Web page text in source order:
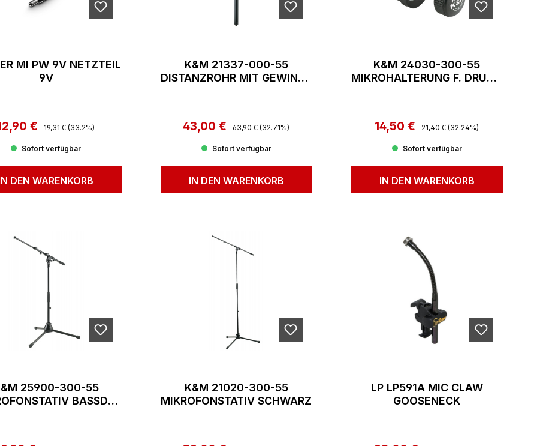
MI PW 9V NETZTEIL
9V
€ Regulärer Preis:
19,31 € (33.2%)
Sofort verfügbar
DEN WARENKORB
K&M 21337-000-55
DISTANZROHR MIT GEWINDE
Verkaufspreis:
43,00 € Regulärer Preis:
63,90 € (32.71%)
Sofort verfügbar
IN DEN WARENKORB
K&M 24030-300-55
MIKROHALTERUNG F. DRUMS
Verkaufspreis:
14,50 € Regulärer Preis:
21,40 € (32.24%)
Sofort verfügbar
IN DEN WARENKORB
25900-300-55
BASSDR.
K&M 21020-300-55
MIKROFONSTATIV SCHWARZ
LP LP591A MIC CLAW
GOOSENECK